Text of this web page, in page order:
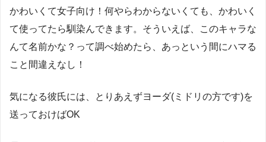
かわいくて女子向け！何やらわからないくても、かわいく
て使ってたら馴染んできます。そういえば、このキャラな
んて名前かな？って調べ始めたら、あっという間にハマる
こと間違えなし！
気になる彼氏には、とりあえずヨーダ(ミドリの方です)を
送っておけばOK